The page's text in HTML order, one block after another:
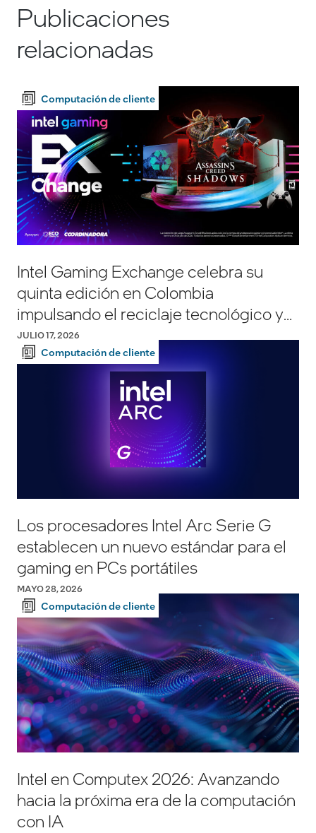
Publicaciones
relacionadas
Computación de cliente
Intel Gaming Exchange celebra su
quinta edición en Colombia
impulsando el reciclaje tecnológico y
el alto rendimiento gamer
JULIO 17, 2026
Computación de cliente
Los procesadores Intel Arc Serie G
establecen un nuevo estándar para el
gaming en PCs portátiles
MAYO 28, 2026
Computación de cliente
Intel en Computex 2026: Avanzando
hacia la próxima era de la computación
con IA